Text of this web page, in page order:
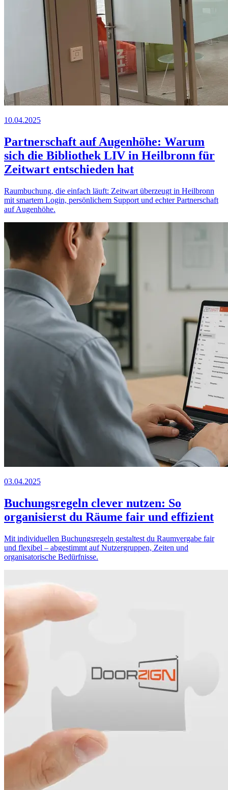
10.04.2025
Partnerschaft auf Augenhöhe: Warum
sich die Bibliothek LIV in Heilbronn für
Zeitwart entschieden hat
Raumbuchung, die einfach läuft: Zeitwart überzeugt in Heilbronn
mit smartem Login, persönlichem Support und echter Partnerschaft
auf Augenhöhe.
03.04.2025
Buchungsregeln clever nutzen: So
organisierst du Räume fair und effizient
Mit individuellen Buchungsregeln gestaltest du Raumvergabe fair
und flexibel – abgestimmt auf Nutzergruppen, Zeiten und
organisatorische Bedürfnisse.